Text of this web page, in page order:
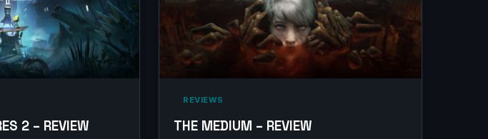
2 – REVIEW
‎ REVIEWS‎
THE MEDIUM – REVIEW